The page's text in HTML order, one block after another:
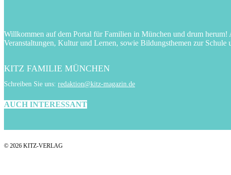
Willkommen auf dem Portal für Familien in München und drum
Veranstaltungen, Kultur und Lernen, sowie Bildungsthemen zur Schule
KITZ FAMILIE MÜNCHEN
Schreiben Sie uns: redaktion@kitz-magazin.de
AUCH INTERESSANT
© 2026 KITZ-VERLAG